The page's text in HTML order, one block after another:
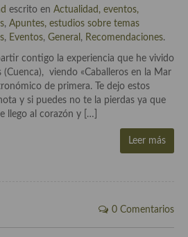
escrito en Actualidad, eventos,
, Apuntes, estudios sobre temas
, Eventos, General , Recomendaciones.
contigo la experiencia que he vivido
viendo «Caballeros en la Mar
de primera. Te dejo estos
y si puedes no te la pierdas ya que
llego al corazón y […]
Leer más
0 Comentarios